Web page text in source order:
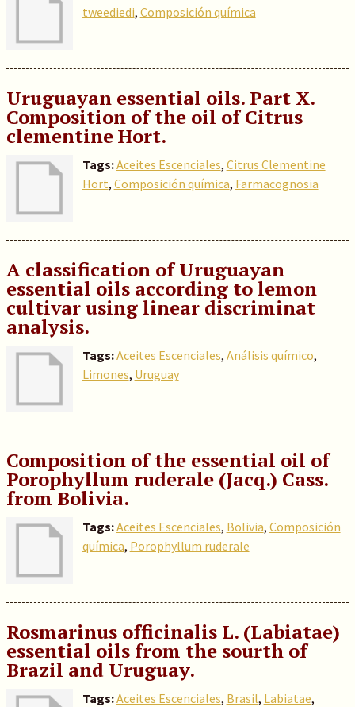
tweediedi, Composición química
Uruguayan essential oils. Part X.
Composition of the oil of Citrus
clementine Hort.
Tags:Aceites Escenciales, Citrus Clementine
Hort, Composición química, Farmacognosia
A classification of Uruguayan
essential oils according to lemon
cultivar using linear discriminat
analysis.
Tags:Aceites Escenciales, Análisis químico,
Limones, Uruguay
Composition of the essential oil of
Porophyllum ruderale (Jacq.) Cass.
from Bolivia.
Tags:Aceites Escenciales, Bolivia, Composición
química, Porophyllum ruderale
Rosmarinus officinalis L. (Labiatae)
essential oils from the sourth of
Brazil and Uruguay.
Tags:Aceites Escenciales, Brasil, Labiatae,